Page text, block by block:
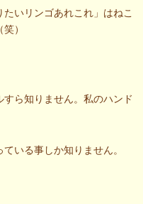
いリンゴあれこれ」はねこ
）
ら知りません。私のハンド
いる事しか知りません。